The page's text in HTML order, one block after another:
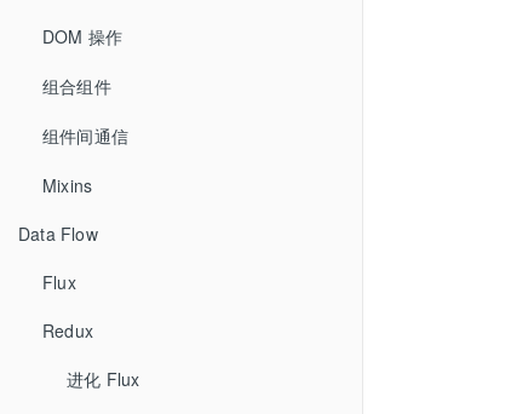
DOM 操作
组合组件
组件间通信
Mixins
Data Flow
Flux
Redux
进化 Flux